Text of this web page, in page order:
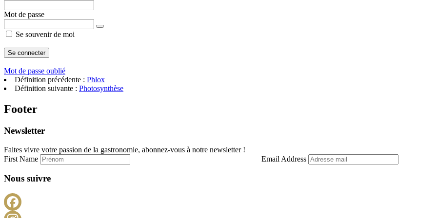
Mot de passe
Se souvenir de moi
Mot de passe oublié
Définition précédente : Phlox
Définition suivante : Photosynthèse
Footer
Newsletter
Faites vivre votre passion de la gastronomie, abonnez-vous à notre newsletter !
First Name
Email Address
Nous suivre